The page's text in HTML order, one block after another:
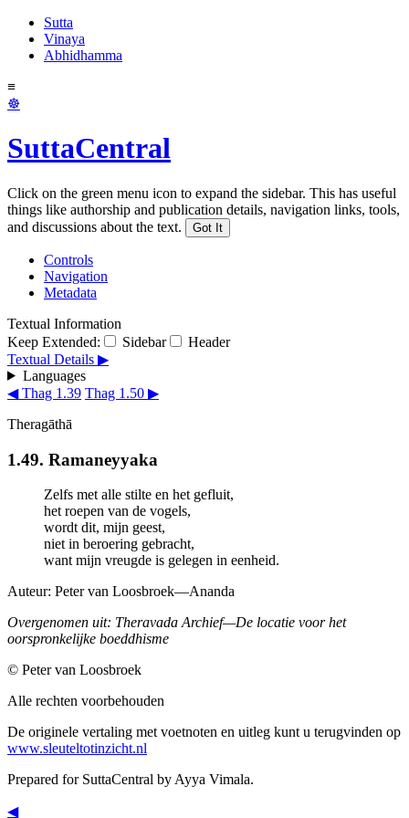
Sutta
Vinaya
Abhidhamma
≡
☸
SuttaCentral
Click on the green menu icon to expand the sidebar. This has useful
things like authorship and publication details, navigation links, tools,
and discussions about the text.
Got It
Controls
Navigation
Metadata
Textual Information
Keep Extended:
Sidebar
Header
Textual Details ▶
Languages
◀ Thag 1.39 Thag 1.50 ▶
Theragāthā
1.49. Ramaneyyaka
Zelfs met alle stilte en het gefluit,
het roepen van de vogels,
wordt dit, mijn geest,
niet in beroering gebracht,
want mijn vreugde is gelegen in eenheid.
Auteur: Peter van Loosbroek—Ananda
Overgenomen uit: Theravada Archief—De locatie voor het
oorspronkelijke boeddhisme
© Peter van Loosbroek
Alle rechten voorbehouden
De originele vertaling met voetnoten en uitleg kunt u terugvinden op
www.sleuteltotinzicht.nl
Prepared for SuttaCentral by Ayya Vimala.
◀